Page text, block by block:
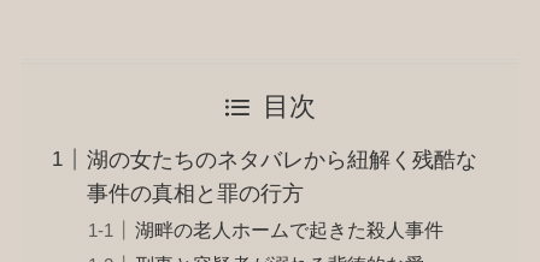
目次
湖の女たちのネタバレから紐解く残酷な
事件の真相と罪の行方
湖畔の老人ホームで起きた殺人事件